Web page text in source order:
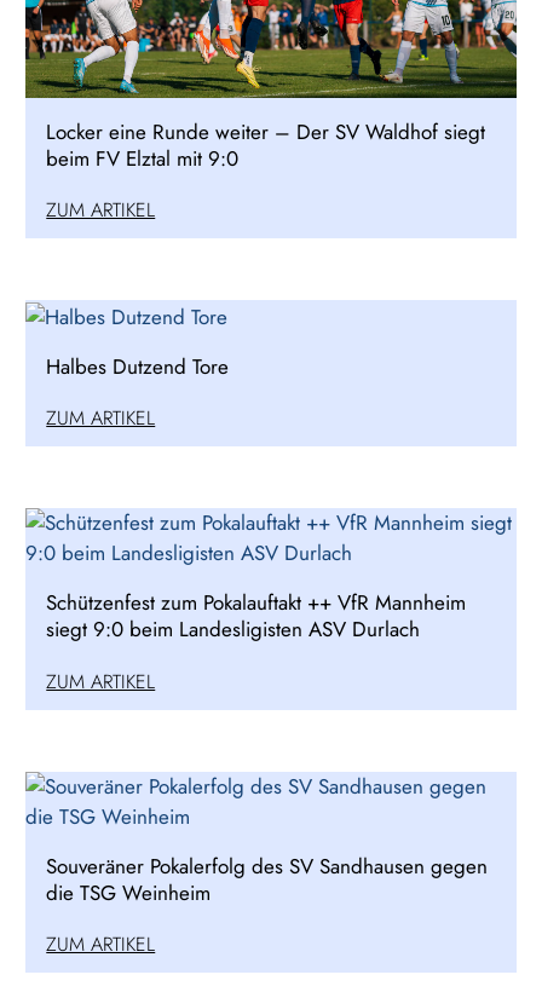
Locker eine Runde weiter – Der SV Waldhof siegt
beim FV Elztal mit 9:0
ZUM ARTIKEL
Halbes Dutzend Tore
ZUM ARTIKEL
Schützenfest zum Pokalauftakt ++ VfR Mannheim
siegt 9:0 beim Landesligisten ASV Durlach
ZUM ARTIKEL
Souveräner Pokalerfolg des SV Sandhausen gegen
die TSG Weinheim
ZUM ARTIKEL